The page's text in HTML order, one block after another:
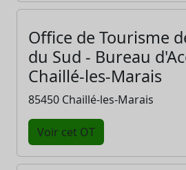
Office de Tourisme
du Sud - Bureau
Chaillé-les-Marais
85450 Chaillé-les-Marais
Voir cet OT